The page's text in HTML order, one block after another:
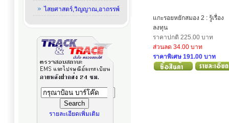
ไสยศาสตร์,วิญญาณ,อาถรรพ์
รายละเอียดเพิ่มเติม
แกะรอยหยักสมอง 2 : รู้เรื่อง
ลงทุน
ราคาปกติ 225.00 บาท
ส่วนลด 34.00 บาท
ราคาพิเศษ 191.00 บาท